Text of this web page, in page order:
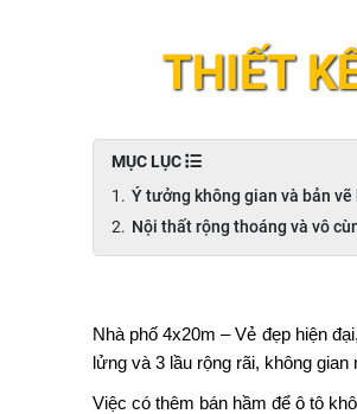
THIẾT
MỤC LỤC
Ý tưởng không gian và bản
Nội thất rộng thoáng và vô
Nhà phố 4x20m – Vẻ đẹp hiện
lửng và 3 lầu rộng rãi, không
Việc có thêm bán hầm để ô tô